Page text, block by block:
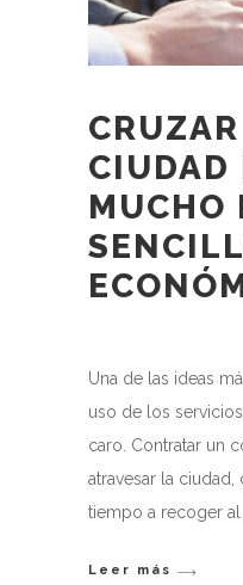
CIUDAD
MUCHO
Una de las ideas
uso de los
caro. Contratar un
atravesar la
tiempo a recoger
Leer más